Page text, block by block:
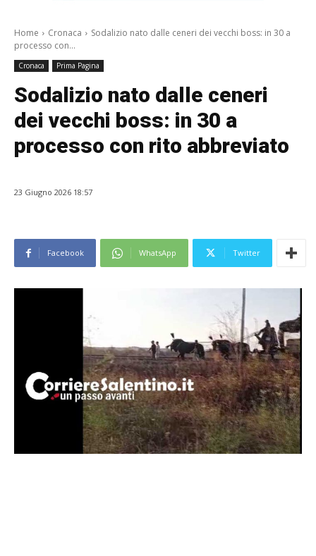
Home Cronaca
Sodalizio nato dalle ceneri dei vecchi boss: in 30 a
processo con...
Cronaca Prima Pagina
Sodalizio nato dalle ceneri
dei vecchi boss: in 30 a
processo con rito abbreviato
23 Giugno 2026 18:57
Facebook WhatsApp Twitter